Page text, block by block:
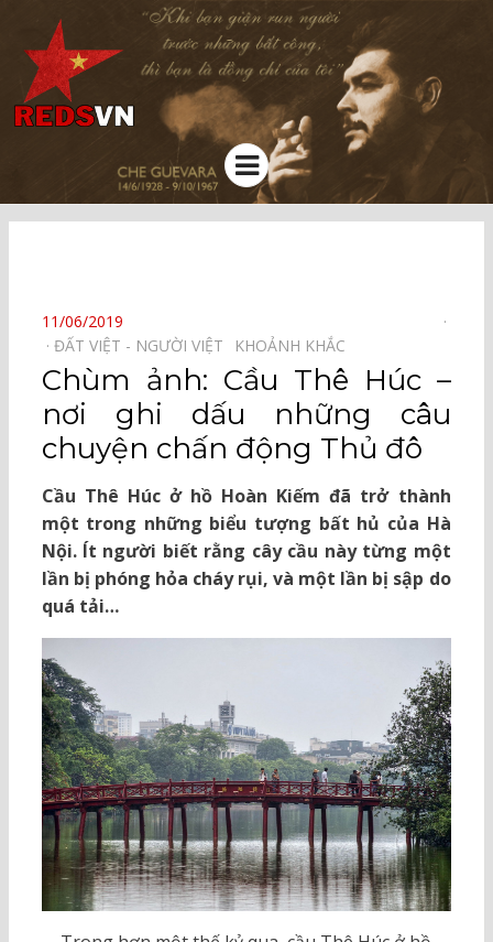
Kênh chia sẻ tri thức cộng đồng
Menu
POSTED
ON
11/06/2019
ĐẤT VIỆT - NGƯỜI VIỆT⠀
KHOẢNH KHẮC⠀
Chùm ảnh: Cầu Thê Húc –
nơi ghi dấu những câu
chuyện chấn động Thủ đô
Cầu Thê Húc ở hồ Hoàn Kiếm đã trở thành
một trong những biểu tượng bất hủ của Hà
Nội. Ít người biết rằng cây cầu này từng một
lần bị phóng hỏa cháy rụi, và một lần bị sập do
quá tải…